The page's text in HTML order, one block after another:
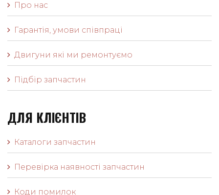
Про нас
Гарантія, умови співпраці
Двигуни які ми ремонтуємо
Підбір запчастин
ДЛЯ КЛІЄНТІВ
Каталоги запчастин
Перевірка наявності запчастин
Коди помилок